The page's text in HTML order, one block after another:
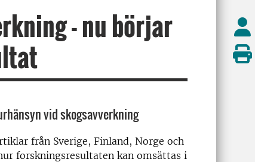
- nu börjar
vid skogsavverkning
från Sverige, Finland, Norge och
forskningsresultaten kan omsättas i